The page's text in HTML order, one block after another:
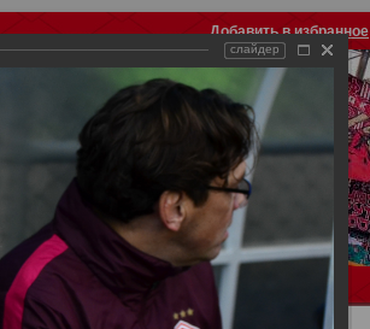
Добавить в избранное
КБ Форум Ссылки
слайдер